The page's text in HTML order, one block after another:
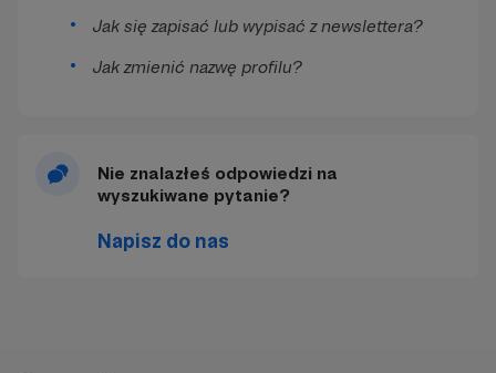
Jak się zapisać lub wypisać z newslettera?
Jak zmienić nazwę profilu?
Nie znalazłeś odpowiedzi na
wyszukiwane pytanie?
Napisz do nas